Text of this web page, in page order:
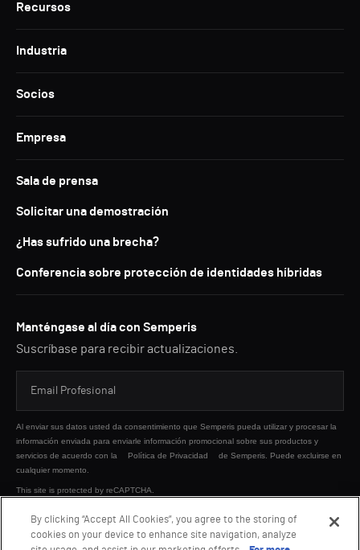
Recursos
Industria
Socios
Empresa
Sala de prensa
Solicitar una demostración
¿Has sufrido una brecha?
Conferencia sobre protección de identidades híbridas
Manténgase al día con Semperis
Suscríbase para recibir actualizaciones.
Al enviar sus datos usted da consentimiento que Semperis pueda utilizar y procesar la
información enviada para enviarle información promocional sobre sus productos y
servicios de acuerdo con la
Política de Privacidad
de Semperis. Puede excluirse en
cualquier momento.
This site is protected by reCAPTCHA.
ENVIAR
By clicking “Accept All Cookies”, you agree to the storing of
cookies on your device to enhance site navigation, analyze